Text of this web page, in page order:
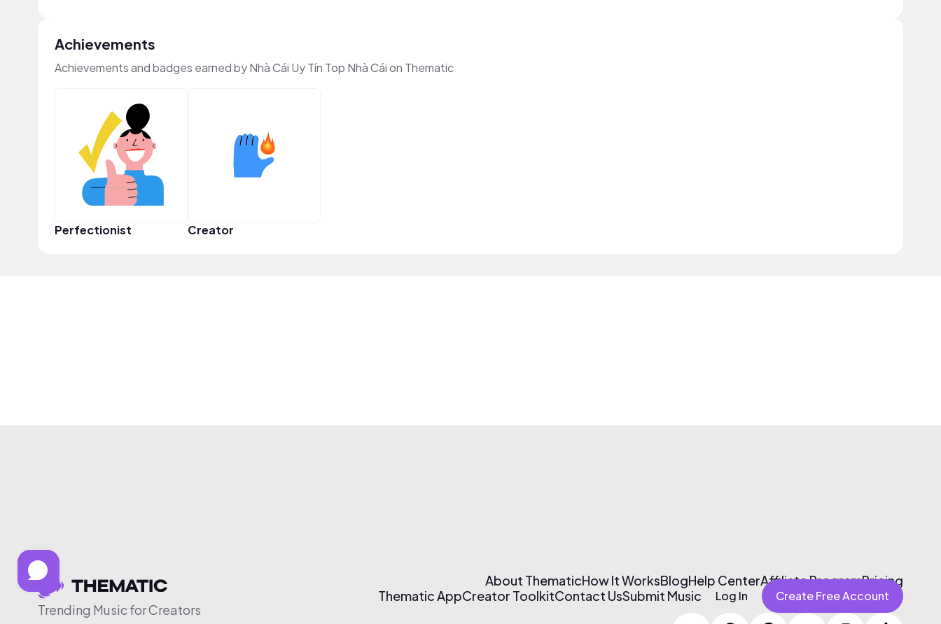
Achievements
Achievements and badges earned by Nhà Cái Uy Tín Top Nhà Cái on Thematic
Perfectionist Creator
Trending Music for Creators
About ThematicHow It WorksBlogHelp CenterAffiliate ProgramPricing
Thematic AppCreator ToolkitContact UsSubmit Music Log In Create Free Account